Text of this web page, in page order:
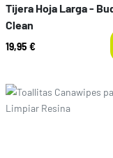
Tijera Hoja Larga -
Clean
19,95 €
Prix